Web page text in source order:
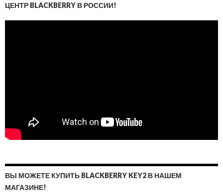
ЦЕНТР BLACKBERRY В РОССИИ!
ВЫ МОЖЕТЕ КУПИТЬ BLACKBERRY KEY2 В НАШЕМ
МАГАЗИНЕ!